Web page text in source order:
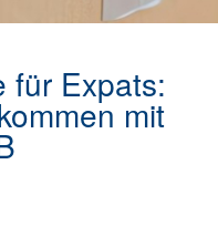
für Expats:
mit